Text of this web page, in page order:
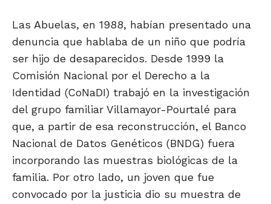
Las Abuelas, en 1988, habían presentado una
denuncia que hablaba de un niño que podría
ser hijo de desaparecidos. Desde 1999 la
Comisión Nacional por el Derecho a la
Identidad (CoNaDI) trabajó en la investigación
del grupo familiar Villamayor-Pourtalé para
que, a partir de esa reconstrucción, el Banco
Nacional de Datos Genéticos (BNDG) fuera
incorporando las muestras biológicas de la
familia. Por otro lado, un joven que fue
convocado por la justicia dio su muestra de